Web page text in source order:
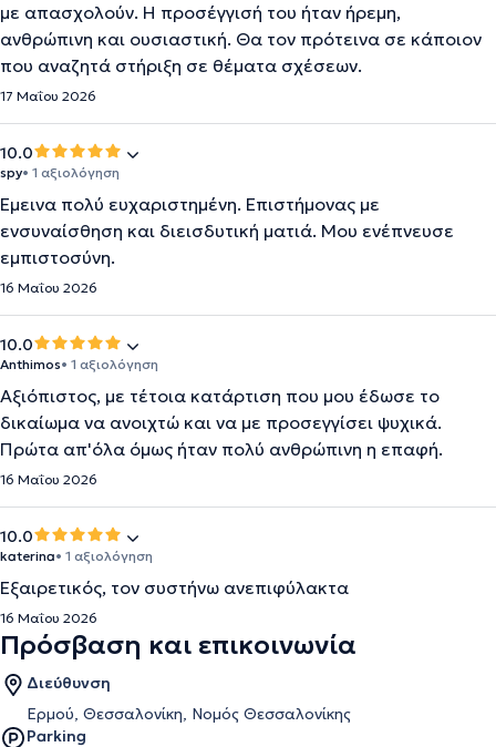
με απασχολούν. Η προσέγγισή του ήταν ήρεμη,
ανθρώπινη και ουσιαστική. Θα τον πρότεινα σε κάποιον
που αναζητά στήριξη σε θέματα σχέσεων.
17 Μαΐου 2026
10.0
spy• 1 αξιολόγηση
Έμεινα πολύ ευχαριστημένη. Επιστήμονας με
ενσυναίσθηση και διεισδυτική ματιά. Μου ενέπνευσε
εμπιστοσύνη.
16 Μαΐου 2026
10.0
Anthimos• 1 αξιολόγηση
Αξιόπιστος, με τέτοια κατάρτιση που μου έδωσε το
δικαίωμα να ανοιχτώ και να με προσεγγίσει ψυχικά.
Πρώτα απ'όλα όμως ήταν πολύ ανθρώπινη η επαφή.
16 Μαΐου 2026
10.0
katerina• 1 αξιολόγηση
Εξαιρετικός, τον συστήνω ανεπιφύλακτα
16 Μαΐου 2026
Πρόσβαση και επικοινωνία
Διεύθυνση
Ερμού, Θεσσαλονίκη, Νομός Θεσσαλονίκης
Parking